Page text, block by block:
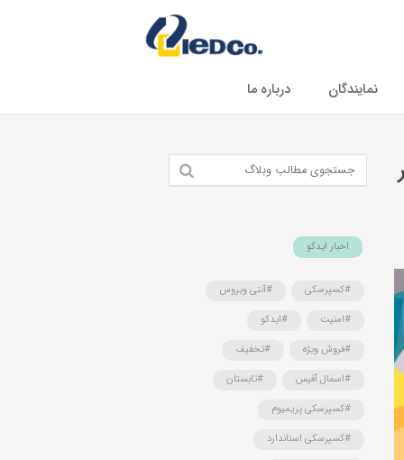
نمایندگان درباره ما
اخبار ایدکو
#کسپرسکی
#آنتی ویروس
#امنیت
#ایدکو
#فروش ویژه
#تخفیف
#اسمال آفیس
#تابستان
#کسپرسکی پریمیوم
#کسپرسکی استاندارد